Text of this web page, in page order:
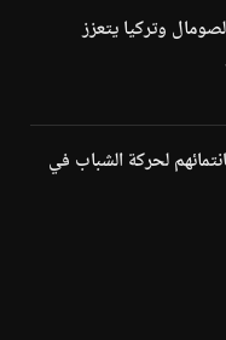
وتركيا يتعزز
مشتبه بانتمائهم لحركة الشباب في